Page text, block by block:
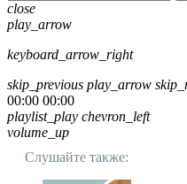
close
play_arrow
keyboard_arrow_right
skip_previous play_arrow
00:00 00:00
playlist_play chevron_left
volume_up
Слушайте также: